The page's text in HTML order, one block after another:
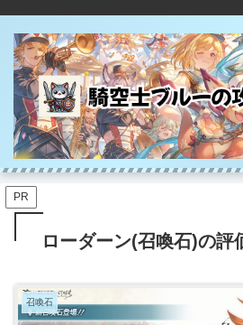
PR
ローダーン(召喚石)の評
召喚石